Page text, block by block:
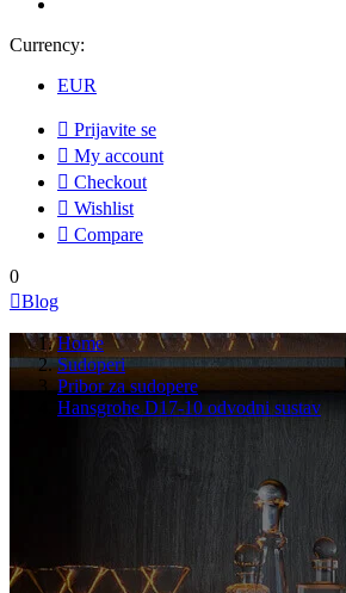
Currency:
EUR
 Prijavite se
 My account
 Checkout
 Wishlist
 Compare
0
Blog
Home
Sudoperi
Pribor za sudopere
Hansgrohe D17-10 odvodni sustav